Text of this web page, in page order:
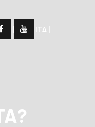
| | ITA |